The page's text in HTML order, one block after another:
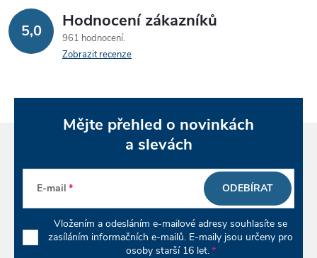
í
p
v
v
á
n
5,0 Hodnocení zákazníků
961 hodnocení
Zobrazit recenze
Mějte přehled o novinkách
a slevách
E-mail
Vložením a odesláním e-mailové adresy souhlasíte se
zasíláním informačních e-mailů. E-maily jsou určeny pro
osoby starší 16 let.
ODEBÍRAT